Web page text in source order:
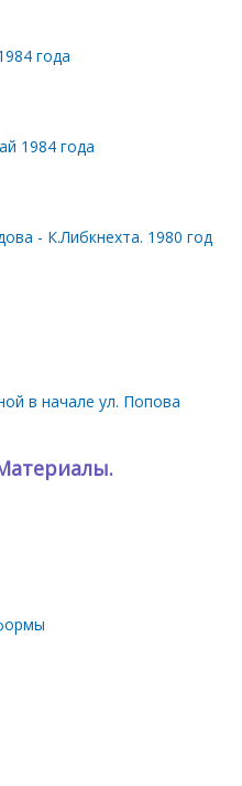
года
1984 года
- К.Либкнехта. 1980 год
в начале ул. Попова